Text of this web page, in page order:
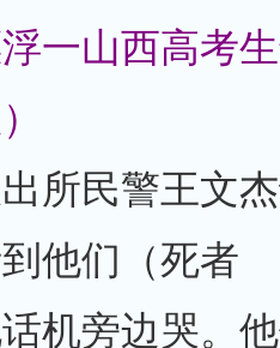
一山西高考
所民警王文
他们（死者
机旁边哭。